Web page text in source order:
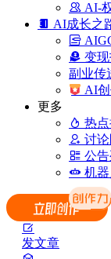
AI-
AI成长之
变
副业传
AI
更多
热
讨
公
机
发文章